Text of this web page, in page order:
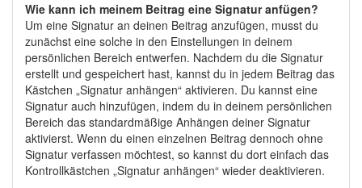
Wie kann ich meinem Beitrag eine Signatur anfügen?
Um eine Signatur an deinen Beitrag anzufügen, musst du
zunächst eine solche in den Einstellungen in deinem
persönlichen Bereich entwerfen. Nachdem du die Signatur
erstellt und gespeichert hast, kannst du in jedem Beitrag das
Kästchen „Signatur anhängen“ aktivieren. Du kannst eine
Signatur auch hinzufügen, indem du in deinem persönlichen
Bereich das standardmäßige Anhängen deiner Signatur
aktivierst. Wenn du einen einzelnen Beitrag dennoch ohne
Signatur verfassen möchtest, so kannst du dort einfach das
Kontrollkästchen „Signatur anhängen“ wieder deaktivieren.